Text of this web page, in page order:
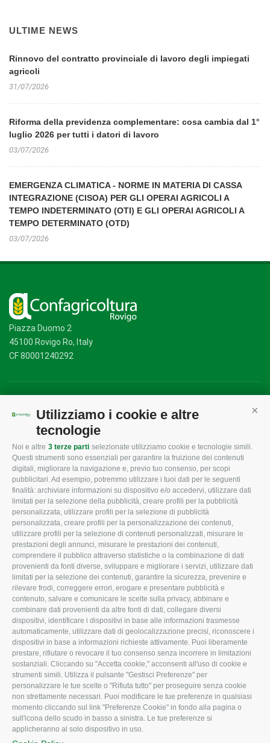
Utilizziamo i cookie e altre
tecnologie
Noi e altre 3 terze parti selezionate utilizziamo cookie e tecnologie simili.
Questi strumenti sono essenziali per garantire la fruizione dei contenuti
digitali, migliorare la navigazione e, previo tuo consenso, per scopi
pubblicitari. Ad esempio, potremmo utilizzare i tuoi dati per le seguenti
finalità: archiviare informazioni su dispositivo e/o accedervi, utilizzare dati
limitati per la selezione della pubblicità, creare profili per la pubblicità
personalizzata, utilizzare profili per la selezione di pubblicità
personalizzata, creare profili per la personalizzazione dei contenuti,
utilizzare profili per la selezione di contenuti personalizzati, misurare le
prestazioni degli annunci, misurare le prestazioni dei contenuti,
comprendere il pubblico attraverso statistiche o la combinazione di dati
provenienti da fonti diverse, sviluppare e migliorare i servizi, utilizzare dati
limitati per la selezione dei contenuti, garantire la sicurezza, prevenire e
rilevare frodi, correggere errori, erogare e presentare pubblicità e
contenuto, salvare e comunicare le scelte sulla privacy, abbinare e
combinare dati provenienti da altre fonti di dati, collegare diversi
dispositivi, identificare i dispositivi in base alle informazioni trasmesse
automaticamente, utilizzare dati di geolocalizzazione precisi, riconoscere i
dispositivi in base a informazioni richieste attivamente. Puoi liberamente
prestare, rifiutare o revocare il tuo consenso senza incorrere in limitazioni
sostanziali. Cliccando su "Accetta cookie," acconsenti all'uso di cookie e
strumenti simili. Utilizza il pulsante "Gestisci Preferenze" per
personalizzare le tue scelte o "Rifiuta tutto" per proseguire senza cookie
non strettamente necessari. Puoi modificare le tue preferenze in qualsiasi
momento cliccando sul link "Preferenze Cookie" in fondo alla pagina o
sull'icona dello scudo in basso a sinistra. Le tue preferenze si
applicheranno al solo dispositivo in uso.
ULTIME NEWS
Rinnovo del contratto provinciale di lavoro degli impiegati
agricoli
31/07/2026
Riforma della previdenza complementare: cosa cambia dal 1°
luglio 2026 per tutti i datori di lavoro
03/07/2026
EMERGENZA CLIMATICA - NORME IN MATERIA DI CASSA
INTEGRAZIONE (CISOA) PER GLI OPERAI AGRICOLI A
TEMPO INDETERMINATO (OTI) E GLI OPERAI AGRICOLI A
TEMPO DETERMINATO (OTD)
03/07/2026
Piazza Duomo 2
45100 Rovigo Ro, Italy
CF 80001240292
CONFAGRICOLTURA
ROVIGO
L'Associazione
Missione e Progetto
Organigramma aziendale
I Nostri Servizi
Uffici della Sede
provinciale
Le Sedi di Zona
Agricoltori S.r.l.
Whistleblowing
Confagricoltura Rovigo e
Agricoltori srl
CONFAGRICOLTURA
INFORMA
Tecnico
Fiscale
Lavoro
Ambiente
Associazione
CONFAGRICOLTURA
ATTIVA
Notizie in evidenza
Eventi
Comunicati Stampa
Video
Iscrizione Newsletter
Newsletter